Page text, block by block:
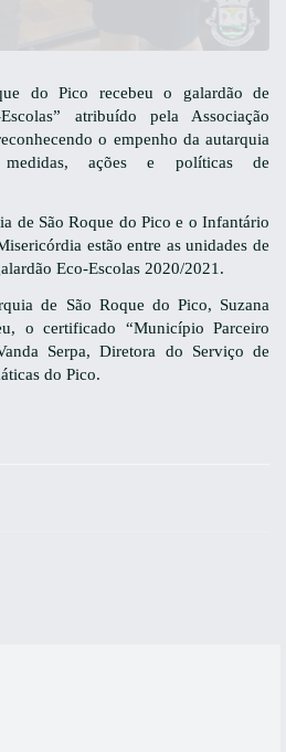
do Pico recebeu o galardão de
atribuído pela Associação
o empenho da autarquia
ações e políticas de
de São Roque do Pico e o Infantário
estão entre as unidades de
Eco-Escolas 2020/2021.
de São Roque do Pico, Suzana
o certificado “Município Parceiro
Serpa, Diretora do Serviço de
do Pico.